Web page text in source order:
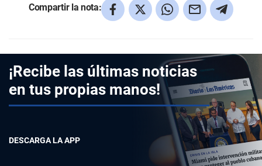
Compartir la nota:
¡Recibe las últimas noticias
en tus propias manos!
DESCARGA LA APP